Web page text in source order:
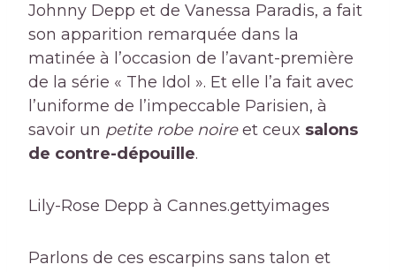
Johnny Depp et de Vanessa Paradis, a fait
son apparition remarquée dans la
matinée à l’occasion de l’avant-première
de la série « The Idol ». Et elle l’a fait avec
l’uniforme de l’impeccable Parisien, à
savoir un petite robe noireet ceux salons
de contre-dépouille.
Lily-Rose Depp à Cannes.gettyimages
Parlons de ces escarpins sans talon et